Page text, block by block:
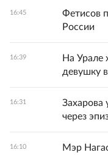
16:45
Фетисов
России
16:39
На Урале
девушку
16:31
через
16:10
Мэр